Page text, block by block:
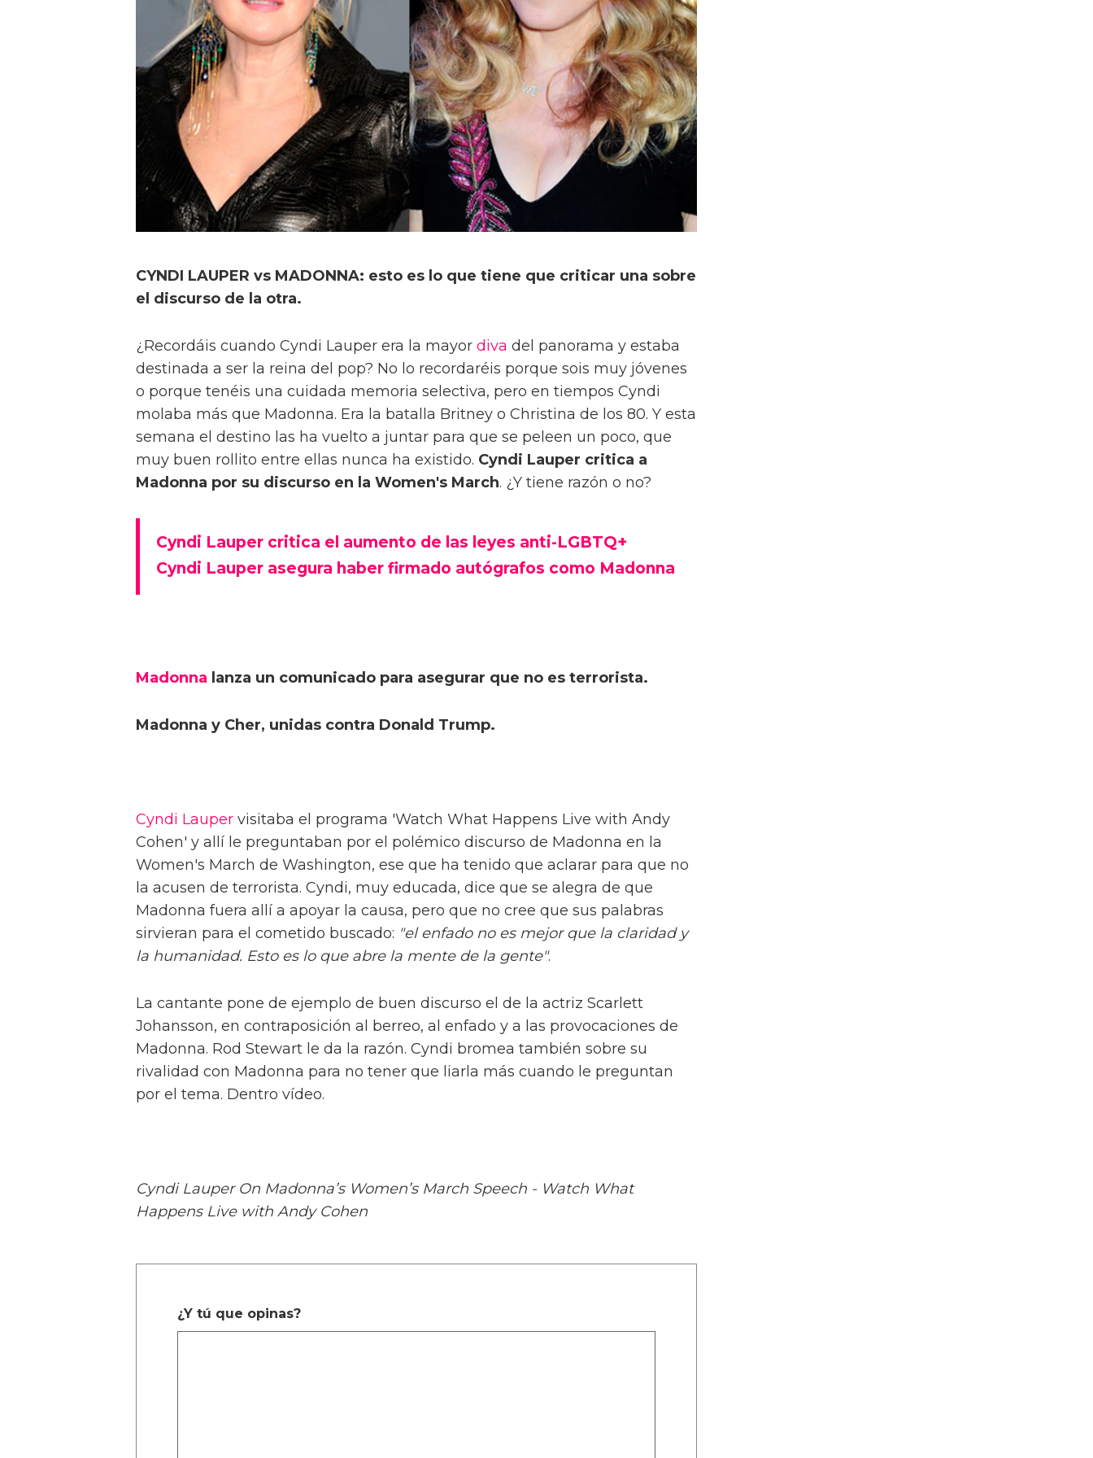
CYNDI LAUPER vs MADONNA: esto es lo que tiene que criticar una sobre
el discurso de la otra.
¿Recordáis cuando Cyndi Lauper era la mayor diva del panorama y estaba
destinada a ser la reina del pop? No lo recordaréis porque sois muy jóvenes
o porque tenéis una cuidada memoria selectiva, pero en tiempos Cyndi
molaba más que Madonna. Era la batalla Britney o Christina de los 80. Y esta
semana el destino las ha vuelto a juntar para que se peleen un poco, que
muy buen rollito entre ellas nunca ha existido. Cyndi Lauper critica a
Madonna por su discurso en la Women's March. ¿Y tiene razón o no?
Cyndi Lauper critica el aumento de las leyes anti-LGBTQ+
Cyndi Lauper asegura haber firmado autógrafos como Madonna
Madonna lanza un comunicado para asegurar que no es terrorista.
Madonna y Cher, unidas contra Donald Trump.
Cyndi Lauper visitaba el programa 'Watch What Happens Live with Andy
Cohen' y allí le preguntaban por el polémico discurso de Madonna en la
Women's March de Washington, ese que ha tenido que aclarar para que no
la acusen de terrorista. Cyndi, muy educada, dice que se alegra de que
Madonna fuera allí a apoyar la causa, pero que no cree que sus palabras
sirvieran para el cometido buscado: "el enfado no es mejor que la claridad y
la humanidad. Esto es lo que abre la mente de la gente".
La cantante pone de ejemplo de buen discurso el de la actriz Scarlett
Johansson, en contraposición al berreo, al enfado y a las provocaciones de
Madonna. Rod Stewart le da la razón. Cyndi bromea también sobre su
rivalidad con Madonna para no tener que liarla más cuando le preguntan
por el tema. Dentro vídeo.
Cyndi Lauper On Madonna’s Women’s March Speech - Watch What
Happens Live with Andy Cohen
¿Y tú que opinas?